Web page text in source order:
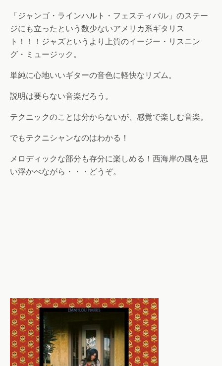
「ジャンゴ・ラインハルト・フェスティバル」のステー
ジにも立ったという数少ないアメリカ系ギタリス
ト！！！ジャズというより上質のイージー・リスニン
グ・ミュージック。
単純に心地いいギターの音色に軽快なリズム。
説明は要らない音楽だろう。
テクニックのことは分からないが、感覚で楽しむ音楽。
でもテクニシャンなのはわかる！
メロディックな部分も存分に楽しめる！西海岸の風を思
い浮かべながら・・・どうぞ。